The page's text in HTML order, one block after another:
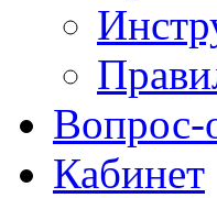
Вопрос-
Кабинет